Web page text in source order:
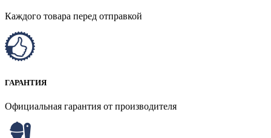
Каждого товара перед отправкой
ГАРАНТИЯ
Официальная гарантия от производителя